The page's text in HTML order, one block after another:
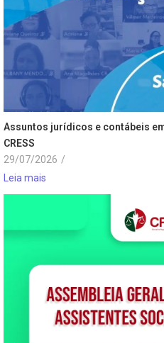
Assuntos jurídicos e contábeis
CRESS
29/07/2026 /
Leia mais